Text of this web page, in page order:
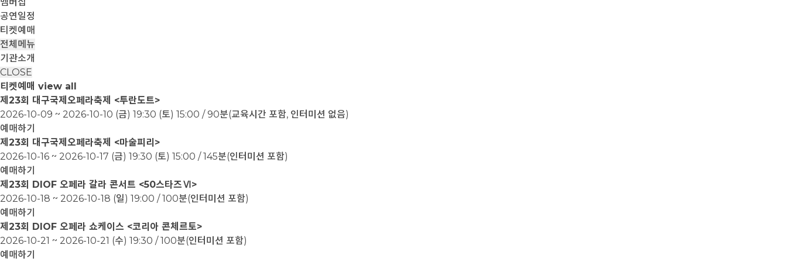
공연일정
티켓예매
전체메뉴
기관소개
CLOSE
티켓예매 view all
제23회 대구국제오페라축제 <투란도트>
2026-10-09 ~ 2026-10-10 (금) 19:30 (토) 15:00 / 90분(교육시간 포함, 인터미션 없음)
예매하기
제23회 대구국제오페라축제 <마술피리>
2026-10-16 ~ 2026-10-17 (금) 19:30 (토) 15:00 / 145분(인터미션 포함)
예매하기
제23회 DIOF 오페라 갈라 콘서트 <50스타즈Ⅵ>
2026-10-18 ~ 2026-10-18 (일) 19:00 / 100분(인터미션 포함)
예매하기
제23회 DIOF 오페라 쇼케이스 <코리아 콘체르토>
2026-10-21 ~ 2026-10-21 (수) 19:30 / 100분(인터미션 포함)
예매하기